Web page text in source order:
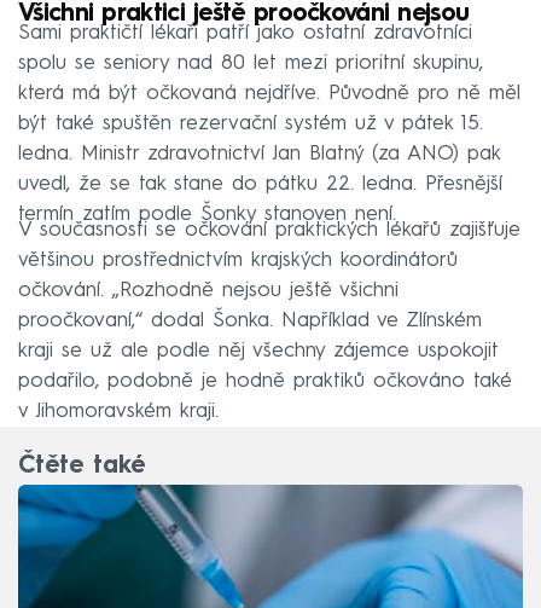
Všichni praktici ještě proočkováni nejsou
Sami praktičtí lékaři patří jako ostatní zdravotníci
spolu se seniory nad 80 let mezi prioritní skupinu,
která má být očkovaná nejdříve. Původně pro ně měl
být také spuštěn rezervační systém už v pátek 15.
ledna. Ministr zdravotnictví Jan Blatný (za ANO) pak
uvedl, že se tak stane do pátku 22. ledna. Přesnější
termín zatím podle Šonky stanoven není.
V současnosti se očkování praktických lékařů zajišťuje
většinou prostřednictvím krajských koordinátorů
očkování. „Rozhodně nejsou ještě všichni
proočkovaní,“ dodal Šonka. Například ve Zlínském
kraji se už ale podle něj všechny zájemce uspokojit
podařilo, podobně je hodně praktiků očkováno také
v Jihomoravském kraji.
Čtěte také